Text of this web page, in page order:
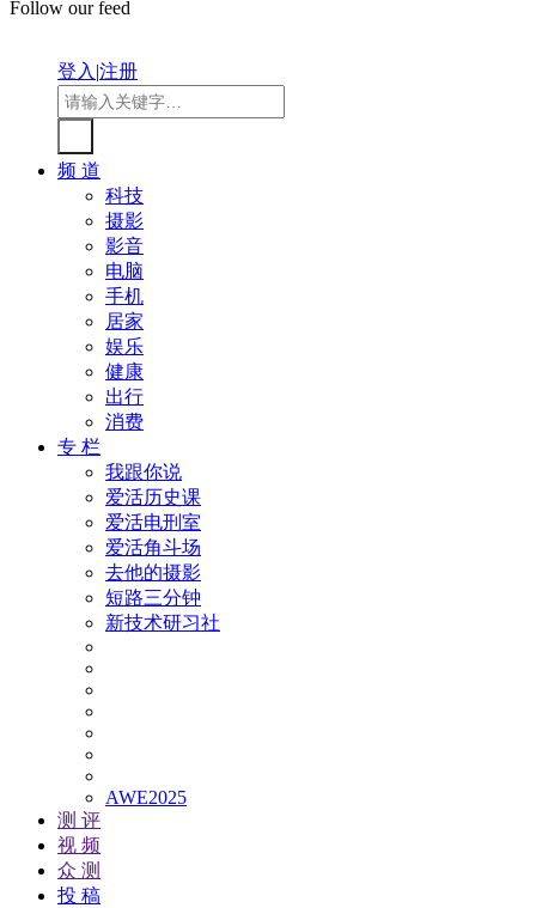
Follow our feed
登入|注册
频 道
科技
摄影
影音
电脑
手机
居家
娱乐
健康
出行
消费
专 栏
我跟你说
爱活历史课
爱活电刑室
爱活角斗场
去他的摄影
短路三分钟
新技术研习社
AWE2025
测 评
视 频
众 测
投 稿